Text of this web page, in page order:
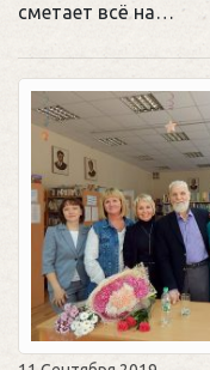
сметает всё на…